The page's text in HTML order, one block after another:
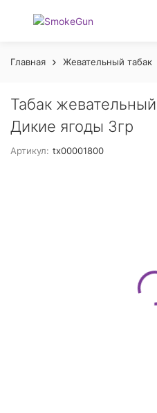
Главная Жевательный табак
Табак
Дикие ягоды 3гр
Артикул: tx00001800